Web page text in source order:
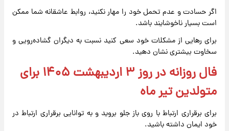
اگر حسادت و عدم تحمل خود را مهار نکنید، روابط عاشقانه شما ممکن
است بسیار ناخوشایند باشد.
برای رهایی از مشکلات خود سعی کنید نسبت به دیگران گشاده‌رویی و
سخاوت بیشتری نشان دهید.
فال روزانه در روز ۳ اردیبهشت ۱۴۰۵ برای
متولدین تیر ماه
برای برقراری ارتباط با روی باز جلو بروید و به توانایی برقراری ارتباط در
خود ایمان داشته باشید.